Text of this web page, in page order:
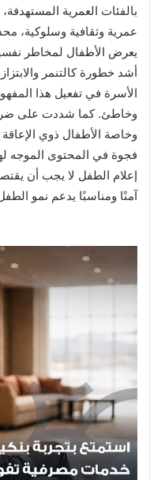
بالفئات العمرية
عمرية وثقافية وسلوكية،
يعرض الأطفال لمخاطر
أشد خطورة كالتنمر
الأسرة في تفعيل هذا
وخاطئ. كما شددت على
وخاصة الأطفال ذوي
فجوة في المحتوى الموجه
إعلام الطفل لا يجب أن
آمنًا ومناسبًا يدعم نمو